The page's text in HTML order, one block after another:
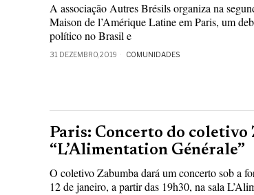
A associação Autres Brésils organiza na
Maison de l’Amérique Latine em Paris, um
político no Brasil e
31 DEZEMBRO, 2019 COMUNIDADES
Paris: Concerto do coletivo
“L’Alimentation Générale”
O coletivo Zabumba dará um concerto sob a
12 de janeiro, a partir das 19h30, na sala